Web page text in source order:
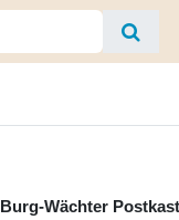
Burg-Wächter